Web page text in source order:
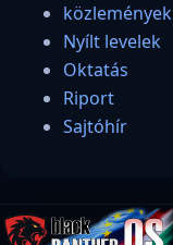
közlemények
Nyílt levelek
Oktatás
Riport
Sajtóhír